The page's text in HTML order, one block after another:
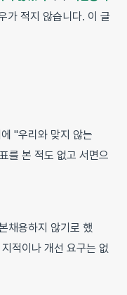
가 적지 않습니다. 이 글
"우리와 맞지 않는
를 본 적도 없고 서면으
채용하지 않기로 했
적이나 개선 요구는 없